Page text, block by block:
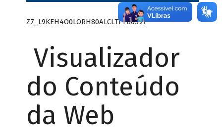
Z7_L9KEH4O0LORH80ALCLTPF80S97
Visualizador
do Conteúdo
da Web